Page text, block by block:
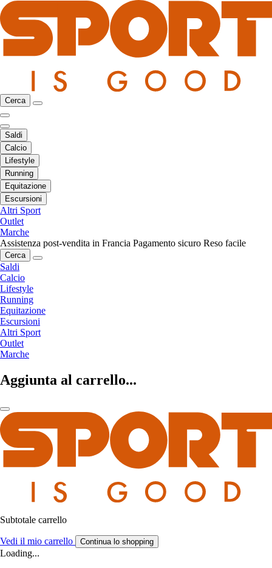
Cerca
Saldi
Calcio
Lifestyle
Running
Equitazione
Escursioni
Altri Sport
Outlet
Marche
Assistenza post-vendita in Francia Pagamento sicuro Reso facile
Cerca
Saldi
Calcio
Lifestyle
Running
Equitazione
Escursioni
Altri Sport
Outlet
Marche
Aggiunta al carrello...
Subtotale carrello
Vedi il mio carrello Continua lo shopping
Loading...